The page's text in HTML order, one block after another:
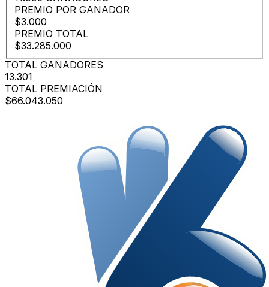
PREMIO POR GANADOR
$3.000
PREMIO TOTAL
$33.285.000
TOTAL GANADORES
13.301
TOTAL PREMIACIÓN
$66.043.050